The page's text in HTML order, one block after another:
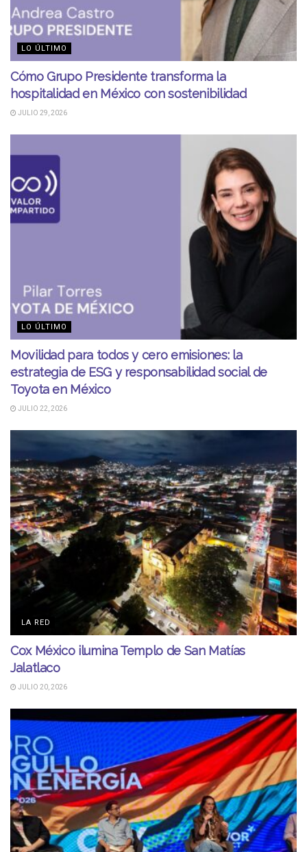
LO ÚLTIMO
Cómo Grupo Presidente transforma la
hospitalidad en México con sostenibilidad
JULIO 29, 2026
LO ÚLTIMO
Movilidad para todos y cero emisiones: la
estrategia de ESG y responsabilidad social de
Toyota en México
JULIO 22, 2026
LA RED
Cox México ilumina Templo de San Matías
Jalatlaco
JULIO 20, 2026